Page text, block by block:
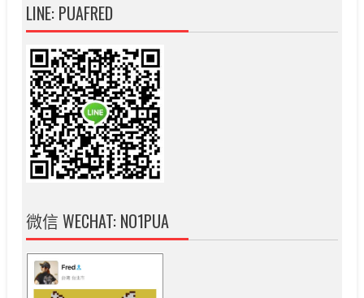
LINE: PUAFRED
微信 WECHAT: NO1PUA